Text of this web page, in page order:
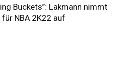
Buckets”: Lakmann nimmt
für NBA 2K22 auf